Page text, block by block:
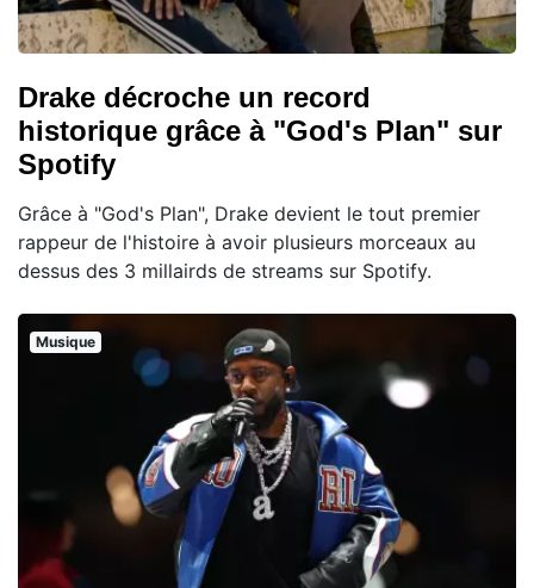
Drake décroche un record
historique grâce à "God's Plan" sur
Spotify
Grâce à "God's Plan", Drake devient le tout premier
rappeur de l'histoire à avoir plusieurs morceaux au
dessus des 3 millairds de streams sur Spotify.
Musique